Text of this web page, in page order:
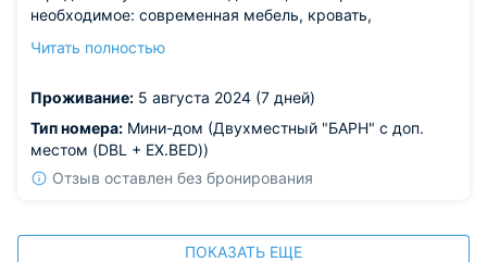
необходимое: современная мебель, кровать,
время на лоне природы, непередаваемые ощущения.
Читать полностью
Проживание: 5 августа 2024 (7 дней)
Тип номера: Мини-дом (Двухместный "БАРН" с доп.
местом (DBL + EX.BED))
Отзыв оставлен без бронирования
ПОКАЗАТЬ ЕЩЕ